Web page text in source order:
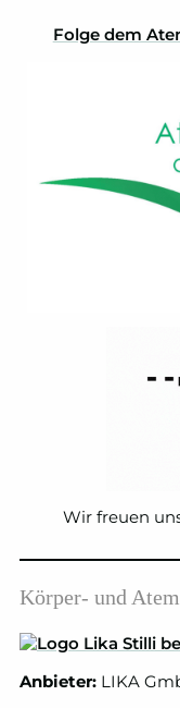
Folge dem
Wir freuen
Körper- und
Anbieter: LIKA